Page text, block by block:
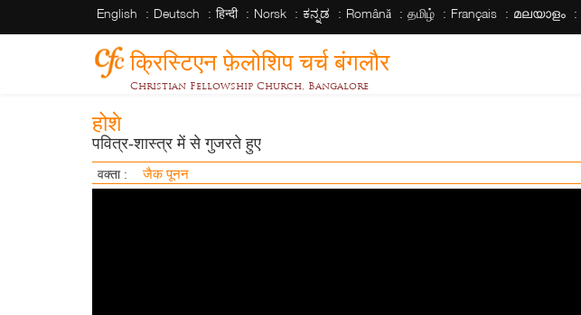
English Deutsch हिन्दी Norsk ಕನ್ನಡ Română தமிழ் Français മലയാളം
क्रिस्टिएन फ़ेलोशिप चर्च बंगलौर
Christian Fellowship Church, Bangalore
होशे
पवित्र-शास्त्र में से गुजरते हुए
वक्ता : जैक पूनन